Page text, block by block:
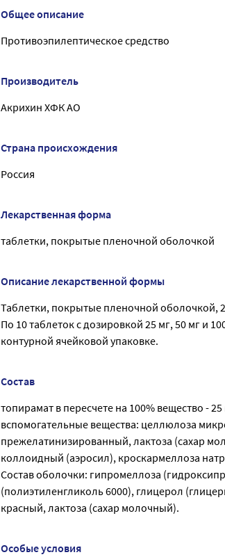
Общее описание
Противоэпилептическое средство
Производитель
Акрихин ХФК АО
Страна происхождения
Россия
Лекарственная форма
таблетки, покрытые пленочной оболочкой
Описание лекарственной формы
Таблетки, покрытые пленочной оболочкой,
По 10 таблеток с дозировкой 25 мг, 50 мг и
контурной ячейковой упаковке.
Состав
топирамат в пересчете на 100% вещество -
вспомогательные вещества: целлюлоза
прежелатинизированный, лактоза (сахар
коллоидный (аэросил), кроскармеллоза
Состав оболочки: гипромеллоза
(полиэтиленгликоль 6000), глицерол
красный, лактоза (сахар молочный).
Особые условия